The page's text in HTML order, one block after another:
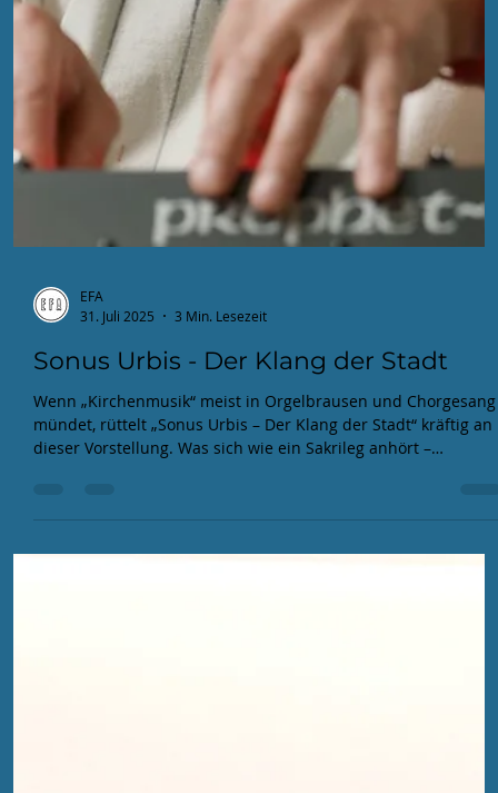
und leuchtende Kopfhörer
Wer sich kurz vor den Auftritten der Protagonist:innen mit
Ihnen austauschte, konnte spüren, dass die Erfahrung eine
Silent Disco zu bespielen komplett neu war. Das war es
übrigens auch für uns, denn hätte Radi von der EFA-Crew sich
nicht Ende des Sommers ein eigenes Silent Disco Setup mit
zwanzig Kopfhörern zugelegt, wäre der perfomative Teil der
Veranstaltung vermutlich eine andere Richtung
mit reduzierterer Künstler:innen-Auswahl.